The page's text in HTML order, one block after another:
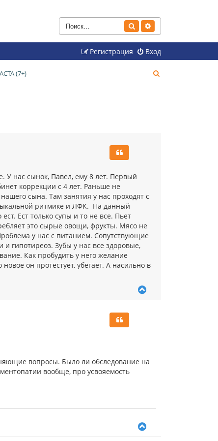
Поиск
Вход
Регистрация
(7+)
У нас сынок, Павел, ему 8 лет. Первый
коррекции с 4 лет. Раньше не
сына. Там занятия у нас проходят с
ритмике и ЛФК. На данный
Ест только супы и то не все. Пьет
это сырые овощи, фрукты. Мясо не
у нас с питанием. Сопутствующие
гипотиреоз. Зубы у нас все здоровые,
Как пробудить у него желание
он протестует, убегает. А насильно в
к
вопросы. Было ли обследование на
вообще, про усвояемость